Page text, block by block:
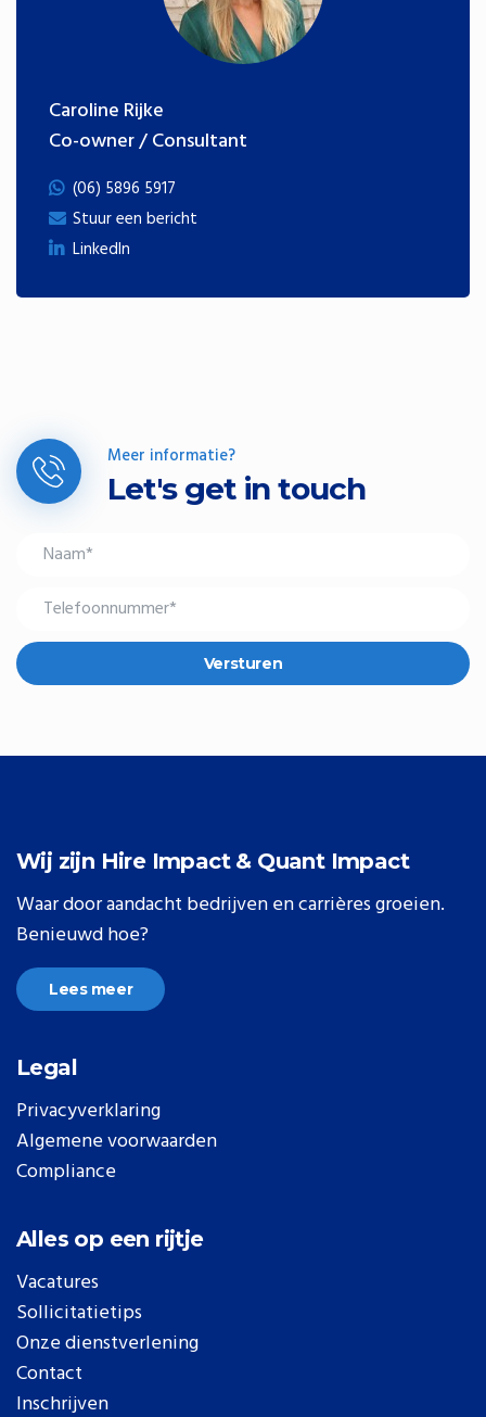
Caroline Rijke
Co-owner / Consultant
(06) 5896 5917
Stuur een bericht
LinkedIn
Meer informatie?
Let's get in touch
Versturen
Wij zijn Hire Impact & Quant Impact
Waar door aandacht bedrijven en carrières groeien.
Benieuwd hoe?
Lees meer
Legal
Privacyverklaring
Algemene voorwaarden
Compliance
Alles op een rijtje
Vacatures
Sollicitatietips
Onze dienstverlening
Contact
Inschrijven